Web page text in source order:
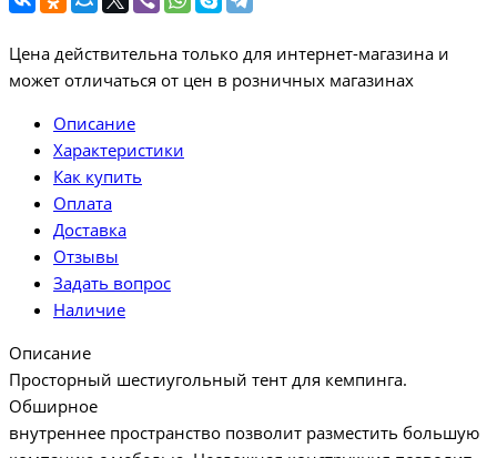
Цена действительна только для интернет-магазина и
может отличаться от цен в розничных магазинах
Описание
Характеристики
Как купить
Оплата
Доставка
Отзывы
Задать вопрос
Наличие
Описание
Просторный шестиугольный тент для кемпинга.
Обширное
внутреннее пространство позволит разместить большую